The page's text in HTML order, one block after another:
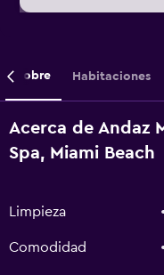
Sobre Habitaciones
Acerca de Andaz
Spa, Miami Beach
Limpieza
Comodidad